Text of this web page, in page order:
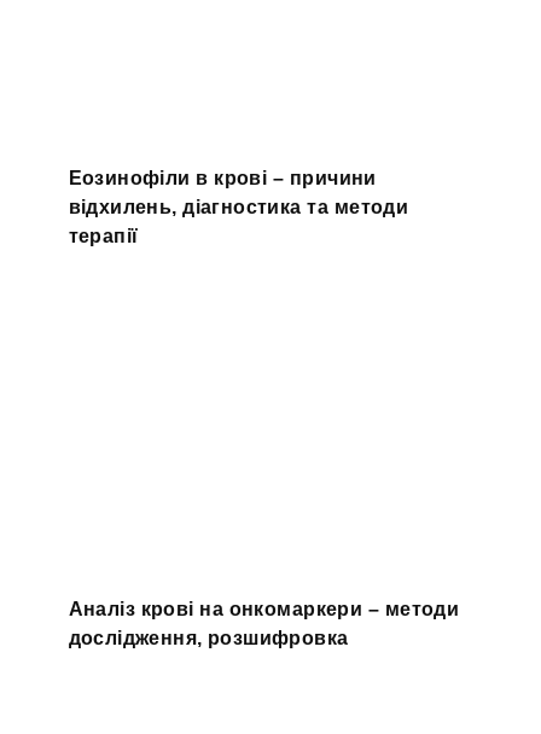
Еозинофіли в крові – причини
відхилень, діагностика та методи
терапії
Аналіз крові на онкомаркери – методи
дослідження, розшифровка